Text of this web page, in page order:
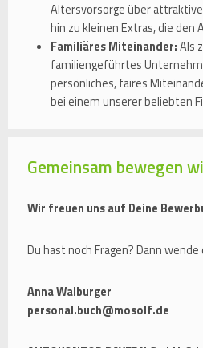
Altersvorsorge über
hin zu kleinen Extras, die den
Familiäres Miteinander:Als
familiengeführtes
persönliches, faires
bei einem unserer beliebten
Gemeinsam bewegen
Wir freuen uns auf Deine
Du hast noch Fragen? Dann
Anna Walburger
personal.buch@mosolf.de